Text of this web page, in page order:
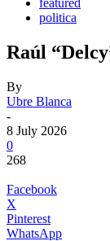
featured
politica
Raúl
By
Ubre Blanca
-
8 July 2026
0
268
Facebook
X
Pinterest
WhatsApp